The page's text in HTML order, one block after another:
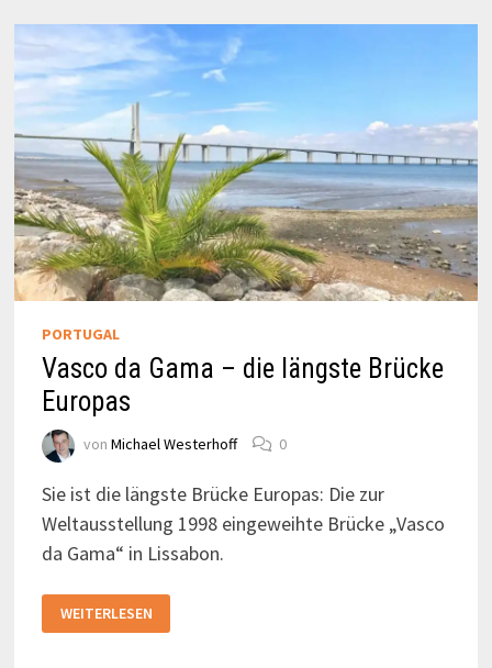
PORTUGAL
Vasco da Gama – die längste Brücke
Europas
von Michael Westerhoff 0
Sie ist die längste Brücke Europas: Die zur
Weltausstellung 1998 eingeweihte Brücke „Vasco
da Gama“ in Lissabon.
VASCO
DA
GAMA
WEITERLESEN